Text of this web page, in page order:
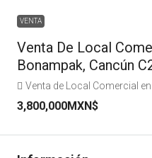
VENTA
Venta De Local
Bonampak, Cancún
Venta de Local Comercial
3,800,000MXN$